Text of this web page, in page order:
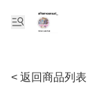
< 返回商品列表